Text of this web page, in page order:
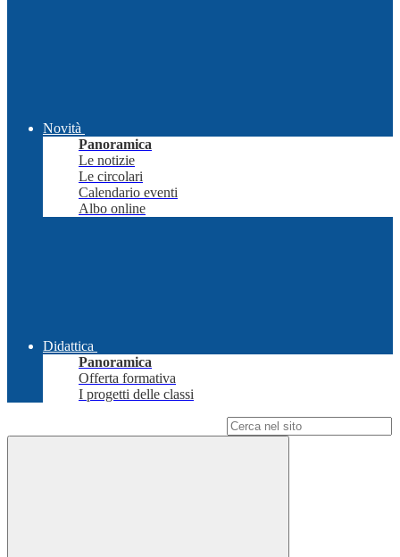
Novità
Panoramica
Le notizie
Le circolari
Calendario eventi
Albo online
Didattica
Panoramica
Offerta formativa
I progetti delle classi